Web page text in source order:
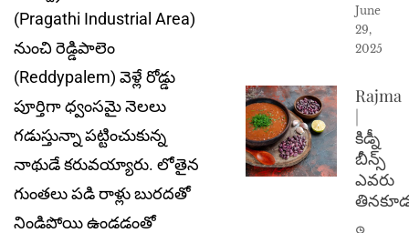
(Pragathi Industrial Area)
నుంచి రెడ్డిపాలెం
(Reddypalem) వెళ్లే రోడ్డు
పూర్తిగా ధ్వంస‌మై నెల‌లు
గ‌డుస్తున్నా ప‌ట్టించుకున్న
నాథుడే క‌రువ‌య్యారు. లోతైన
గుంత‌లు ప‌డి రాళ్లు బుర‌ద‌తో
నిండిపోయి ఉండ‌డంతో
June
29,
2025
Rajma
|
కిడ్నీ
బీన్స్
ఎవరు